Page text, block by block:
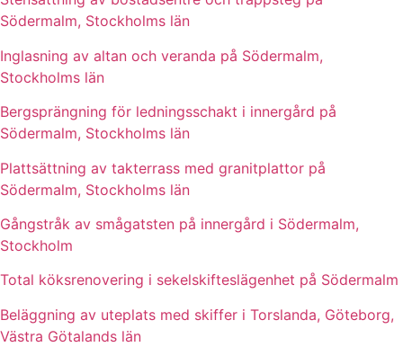
Södermalm, Stockholms län
Inglasning av altan och veranda på Södermalm,
Stockholms län
Bergsprängning för ledningsschakt i innergård på
Södermalm, Stockholms län
Plattsättning av takterrass med granitplattor på
Södermalm, Stockholms län
Gångstråk av smågatsten på innergård i Södermalm,
Stockholm
Total köksrenovering i sekelskifteslägenhet på Södermalm
Beläggning av uteplats med skiffer i Torslanda, Göteborg,
Västra Götalands län